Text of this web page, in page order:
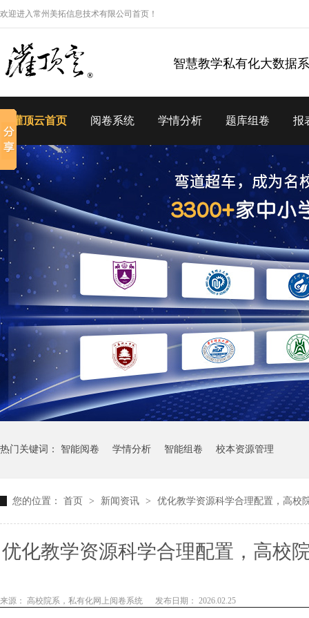
欢迎进入常州美拓信息技术有限公司首页！
智慧教学私有化大数据
灌顶云首页 阅卷系统 学情分析 题库组卷 报
热门关键词： 智能阅卷 学情分析 智能组卷 校本资源管理
您的位置： 首页 > 新闻资讯 > 优化教学资源科学合理配置，高校
优化教学资源科学合理配置，高校
来源： 高校院系，私有化网上阅卷系统 发布日期： 2026.02.25